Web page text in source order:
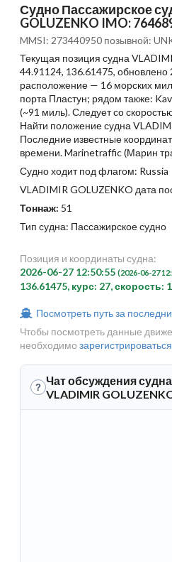
Судно Пассажирское
GOLUZENKO IMO:
MMSI: 273440950 позывной:
Текущая позиция судна
44.91124, 136.61475,
расположение — 16 морских
порта Пластун; рядом также:
(~91 миль). Следует со
Найти положение судна
Последние известные
времени. Marinetraffic (Марин
Судно ходит под флагом: Russia
VLADIMIR GOLUZENKO дата
Тоннаж: 51
Тип судна: Пассажирское судно
Позиция и координаты судна:
2026-06-27 12:50:55 (2026-06-27
136.61475, курс: 27, скорость:
Посмотреть путь за
Чтобы посмотреть данные
необходимо зарегистрироваться
? Чат обсуждения
VLADIMIR